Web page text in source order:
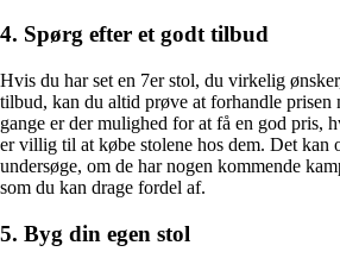
4. Spørg efter et godt tilbud
Hvis du har set en 7er stol, du virkelig
tilbud, kan du altid prøve at forhandle prisen
gange er der mulighed for at få en god pris,
er villig til at købe stolene hos dem. Det kan
undersøge, om de har nogen kommende
som du kan drage fordel af.
5. Byg din egen stol